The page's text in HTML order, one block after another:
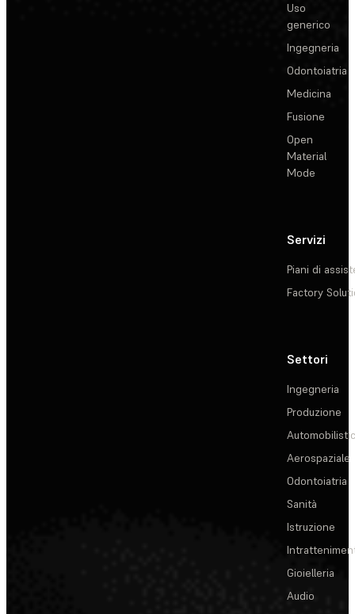
Uso
generico
Ingegneria
Odontoiatria
Medicina
Fusione
Open
Material
Mode
Servizi
Piani di
Factory
Settori
Ingegneria
Produzione
Aerospaziale
Odontoiatria
Sanità
Istruzione
Gioielleria
Audio